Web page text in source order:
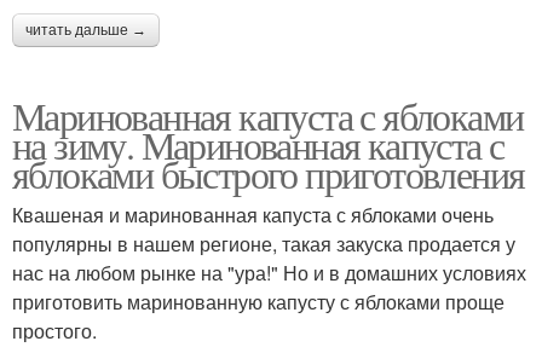
читать дальше →
Маринованная капуста с яблоками
на зиму. Маринованная капуста с
яблоками быстрого приготовления
Квашеная и маринованная капуста с яблоками очень
популярны в нашем регионе, такая закуска продается у
нас на любом рынке на "ура!" Но и в домашних условиях
приготовить маринованную капусту с яблоками проще
простого.